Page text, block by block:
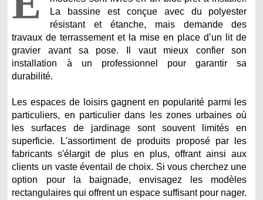
La bassine est conçue avec du polyester
résistant et étanche, mais demande des
travaux de terrassement et la mise en place d’un lit de
gravier avant sa pose. Il vaut mieux confier son
installation à un professionnel pour garantir sa
durabilité.
Les espaces de loisirs gagnent en popularité parmi les
particuliers, en particulier dans les zones urbaines où
les surfaces de jardinage sont souvent limités en
superficie. L'assortiment de produits proposé par les
fabricants s'élargit de plus en plus, offrant ainsi aux
clients un vaste éventail de choix. Si vous cherchez une
option pour la baignade, envisagez les modèles
rectangulaires qui offrent un espace suffisant pour nager.